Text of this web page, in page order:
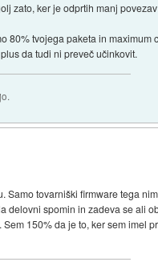
zato, ker je odprtih manj
80% tvojega paketa in
da tudi ni preveč učinkovit.
tovarniški firmware tega
delovni spomin in zadeva se ali
150% da je to, ker sem